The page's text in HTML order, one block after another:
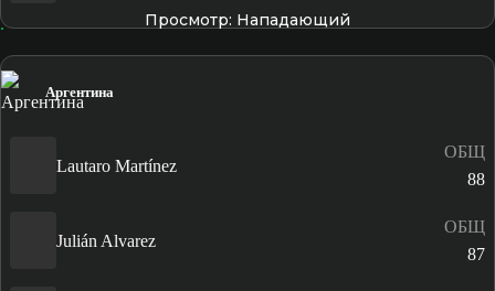
Просмотр: Нападающий
Аргентина
Lautaro Martínez
ОБЩ
88
Julián Alvarez
ОБЩ
87